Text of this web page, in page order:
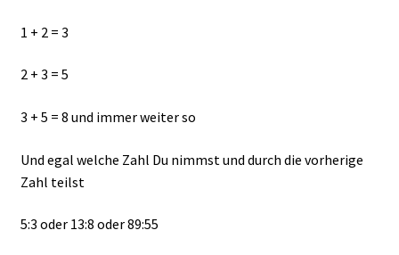
1 + 2 = 3
2 + 3 = 5
3 + 5 = 8 und immer weiter so
Und egal welche Zahl Du nimmst und durch die vorherige
Zahl teilst
5:3 oder 13:8 oder 89:55